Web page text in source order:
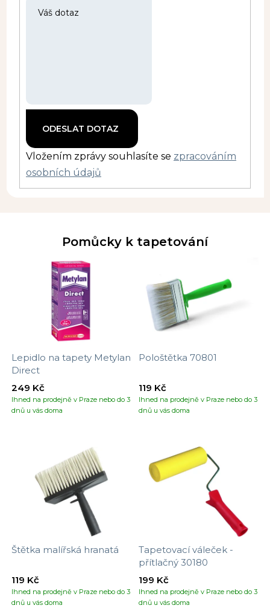
Vložením zprávy souhlasíte se zpracováním
osobních údajů
Pomůcky k tapetování
Lepidlo na tapety Metylan
Direct
Ihned na prodejně v Praze nebo do 3
dnů u vás doma
249 Kč
Pološtětka 70801
Ihned na prodejně v Praze nebo do 3
dnů u vás doma
119 Kč
Štětka malířská hranatá
Ihned na prodejně v Praze nebo do 3
dnů u vás doma
119 Kč
Tapetovací váleček -
přítlačný 30180
Ihned na prodejně v Praze nebo do 3
dnů u vás doma
199 Kč